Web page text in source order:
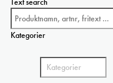
De
olika
väljas
på
Kategorier